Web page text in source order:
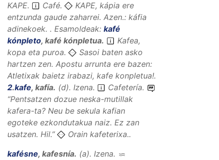
KAPE. Café.
KAPE, kápia ere
entzunda gaude zaharrei. Azen.: káfia
adinekoek. . Esamoldeak: kafé
kónpleto, kafé kónpletua.
Kafea,
kopa eta puroa.
Sasoi baten asko
hartzen zen. Apostu arrunta ere bazen:
Atletixak baietz irabazi, kafe konpletua!.
2.kafe, kafía. (d). Izena.
Cafetería.
“Pentsatzen dozue neska-mutillak
kafera-ta? Neu be sekula kafian
egoteke ezkondutakua naiz. Ez zan
usatzen. Hil.”
Orain kafeterixa..
kafésne, kafesnía. (a). Izena.